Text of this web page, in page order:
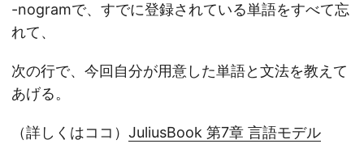
-nogramで、すでに登録されている単語をすべて忘
れて、
次の行で、今回自分が用意した単語と文法を教えて
あげる。
（詳しくはココ） JuliusBook 第7章 言語モデル